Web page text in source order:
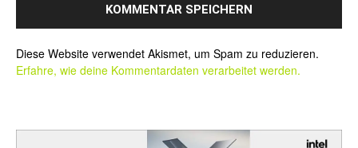
Diese Website verwendet Akismet, um Spam zu reduzieren.
Erfahre, wie deine Kommentardaten verarbeitet werden.